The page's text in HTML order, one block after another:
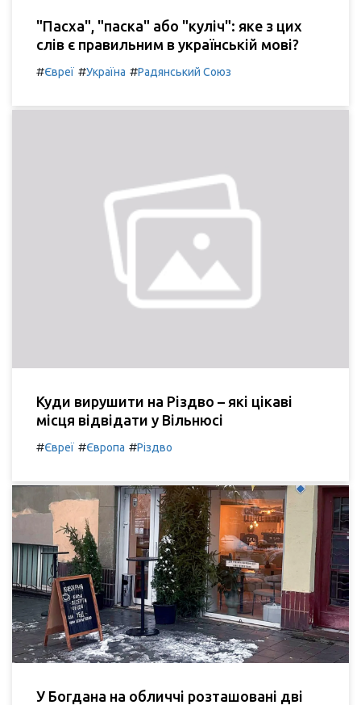
"Пасха", "паска" або "куліч": яке з цих
слів є правильним в українській мові?
#Євреї #Україна #Радянський Союз
Куди вирушити на Різдво – які цікаві
місця відвідати у Вільнюсі
#Євреї #Європа #Різдво
У Богдана на обличчі розташовані дві